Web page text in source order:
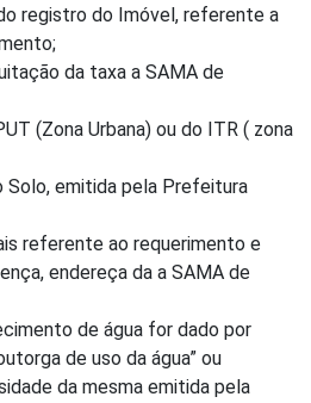
registro do Imóvel, referente a
da taxa a SAMA de
(Zona Urbana) ou do ITR ( zona
Solo, emitida pela Prefeitura
referente ao requerimento e
endereça da a SAMA de
de água for dado por
de uso da água” ou
da mesma emitida pela